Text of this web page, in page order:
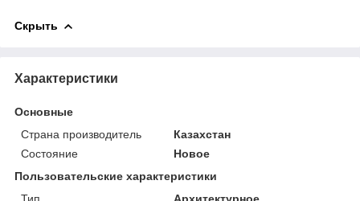
Скрыть
Характеристики
Основные
Страна производитель
Казахстан
Состояние
Новое
Пользовательские характеристики
Тип
Архитектурное